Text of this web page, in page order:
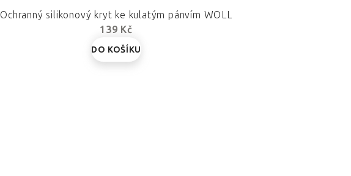
Ochranný silikonový kryt ke kulatým pánvím WOLL
139 Kč
DO KOŠÍKU